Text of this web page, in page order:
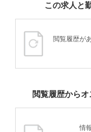
この求人と
閲覧履歴が
閲覧履歴から
情